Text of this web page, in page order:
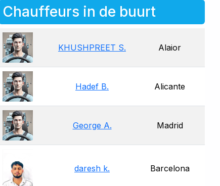
Chauffeurs in de buurt
KHUSHPREET S. Alaior
Hadef B. Alicante
George A. Madrid
daresh k. Barcelona